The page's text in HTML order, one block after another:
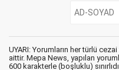
UYARI: Yorumların her türlü
aittir. Mepa News, yapılan
600 karakterle (boşluklu)